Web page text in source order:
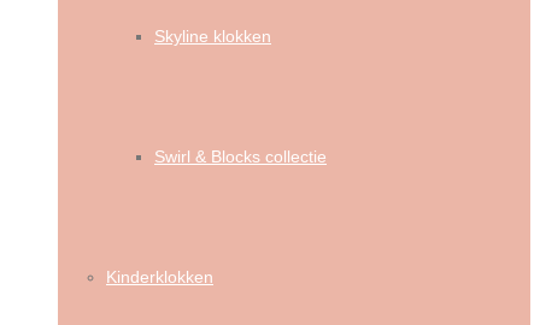
Skyline klokken
Swirl & Blocks collectie
Kinderklokken